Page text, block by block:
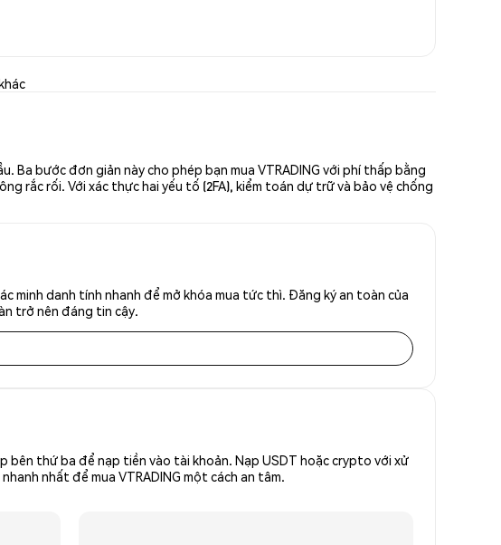
Ba bước đơn giản này cho phép bạn mua VTRADING với phí thấp bằng
rắc rối. Với xác thực hai yếu tố (2FA), kiểm toán dự trữ và bảo vệ chống
minh danh tính nhanh để mở khóa mua tức thì. Đăng ký an toàn của
trở nên đáng tin cậy.
bên thứ ba để nạp tiền vào tài khoản. Nạp USDT hoặc crypto với xử
nhất để mua VTRADING một cách an tâm.